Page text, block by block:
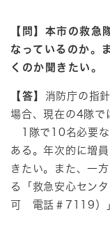
【問】本市の救急
なっているのか。
くのか聞きたい。
【答】 消防庁の指
場合、現在の4隊で
1隊で10名必要な
ある。年次的に増
きたい。また、一
る「救急安心セン
可 電話＃7119）